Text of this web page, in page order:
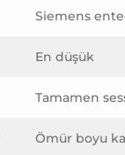
Siemens
En düşük
Tamamen
Ömür boyu